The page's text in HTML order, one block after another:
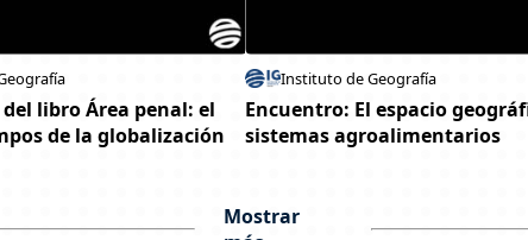
libro Área penal: el
de la globalización
Instituto de Geografía
Encuentro: El espacio
sistemas agroalimentarios
Mostrar